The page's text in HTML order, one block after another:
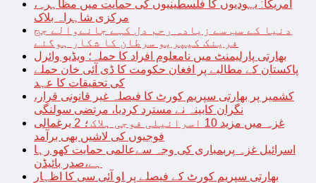
امریکا: یہودیوں کا فلسطینیوں کی حمایت میں مظاہرہ،
مرکزی شاہراہ بلاک
دنیا کے سب سے زیادہ رحم دل کہے جانےوالے جج
فرینک کیپریو سرطان کا شکار ہوگئے
بھارتی پارلیمنٹ میں نامعلوم افراد کا حملہ؛ ویڈیو وائرل
پاکستان کے مطالبے پر افغان حکومت کا ڈی آئی خان حملے
کی تحقیقات کا عہد
کشمیر پر بھارتی سپریم کورٹ کا فیصلہ غیر قانونی قرار،
نگران کابینہ نے مسترد کردیا، مرتضی سولنگی
غزہ میں مزید 10 اسرائیلی فوجی ہلاک؛ 2 یرغمالی
فوجیوں کی لاشیں بھی برآمد
اسرائیل غزہ پربمباری کی وجہ سےعالمی حمایت کھو رہا
ہے،صدر بائیڈن
بھارتی سپریم کورٹ کے فیصلے پر او آئی سی کا اظہارِ